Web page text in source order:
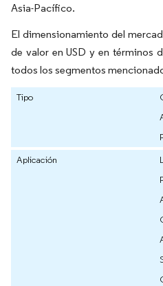
Asia-Pacífico.
El dimensionamiento del
de valor en USD y en términos
todos los segmentos
Tipo
Aplicación